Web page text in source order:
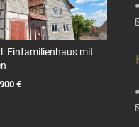
Einfamilienhaus mit
€